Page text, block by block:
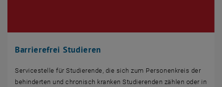
Barrierefrei Studieren
Servicestelle für Studierende, die sich zum Personenkreis der
behinderten und chronisch kranken Studierenden zählen oder in